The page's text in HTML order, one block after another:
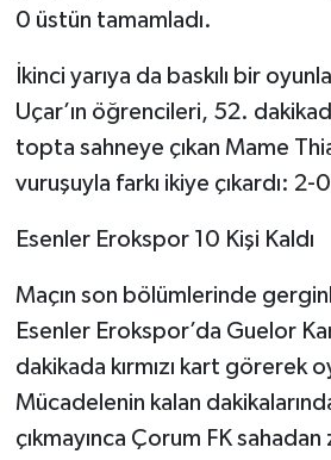
0 üstün tamamladı.
İkinci yarıya da baskılı bir
Uçar’ın öğrencileri, 52.
topta sahneye çıkan Mame
vuruşuyla farkı ikiye çıkardı: 2-
Esenler Erokspor 10 Kişi Kaldı
Maçın son bölümlerinde
Esenler Erokspor’da Guelor
dakikada kırmızı kart görerek
Mücadelenin kalan
çıkmayınca Çorum FK sahadan